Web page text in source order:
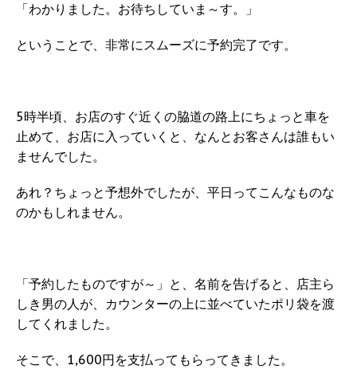
「わかりました。お待ちしていま～す。」
ということで、非常にスムーズに予約完了です。
5時半頃、お店のすぐ近くの脇道の路上にちょっと車を
止めて、お店に入っていくと、なんとお客さんは誰もい
ませんでした。
あれ？ちょっと予想外でしたが、平日ってこんなものな
のかもしれません。
「予約したものですが～」と、名前を告げると、店主ら
しき男の人が、カウンターの上に並べていたポリ袋を渡
してくれました。
そこで、1,600円を支払ってもらってきました。